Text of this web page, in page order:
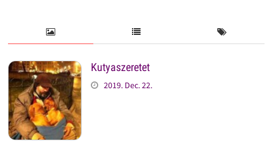
Kutyaszeretet
2019. Dec. 22.